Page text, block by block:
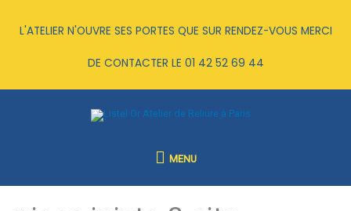
L'ATELIER N'OUVRE SES PORTES QUE SUR RENDEZ-VOUS MERCI
DE CONTACTER LE 01 42 52 69 44
MENU
MENU